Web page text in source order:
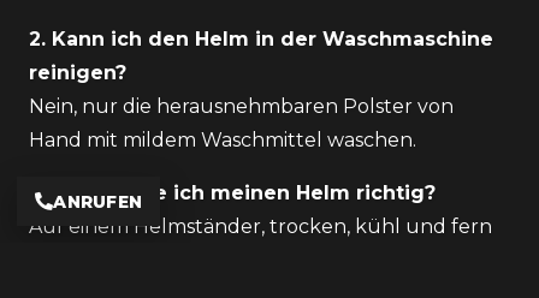
2. Kann ich den Helm in der Waschmaschine
reinigen?
Nein, nur die herausnehmbaren Polster von
Hand mit mildem Waschmittel waschen.
3. Wie lagere ich meinen Helm richtig?
Auf einem Helmständer, trocken, kühl und fern
ANRUFEN